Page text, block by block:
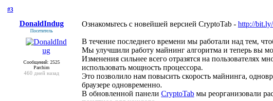
#3
DonaldIndug
Посетитель
Сообщений: 2525
Parchim
460 дней назад
Ознакомьтесь с новейшей версией CryptoTab - http://
В течение последнего времени мы работали над тем,
Мы улучшили работу майнинг алгоритма и теперь вы
Изменения сильнее всего отразятся на пользователях
использовать мощность процессора.
Это позволило нам повысить скорость майнинга,
браузере одновременно.
В обновленной панели CryptoTab мы реорганизовали